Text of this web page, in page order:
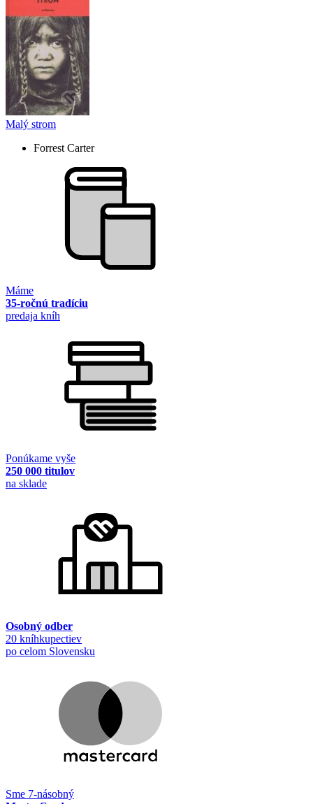
Malý strom
Forrest Carter
Máme
35-ročnú tradíciu
predaja kníh
Ponúkame vyše
250 000 titulov
na sklade
Osobný odber
20 kníhkupectiev
po celom Slovensku
Sme 7-násobný